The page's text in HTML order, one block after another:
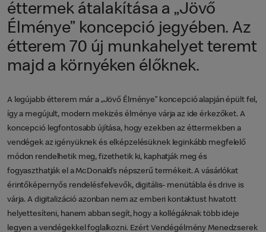
éttermek átalakítása a „Jövő
Élménye” koncepció jegyében. Az
étterem 70 új munkahelyet teremt
majd a környéken élőknek.
A legújabb étterem már a „Jövő Élménye” koncepció alapján épült fel,
így a megújult, modern mekizés élménye várja az ide érkezőket. A
koncepció legfontosabb újítása, hogy ezekben az éttermekben a
vendégek az igényüknek és elképzelésüknek leginkább megfelelő
módon rendelhetik meg, fizethetik ki, kaphatják meg és
fogyaszthatják el a McDonald’s népszerű termékeit. A vásárlókat
érintőképernyős rendelésfelvevők, digitális- menütábla és drive is
várja. A digitalizáció azonban nem az emberi kontaktust hivatott
helyettesíteni, hanem abban segít, hogy a kollégáknak több ideje
legyen a vendégekkel foglalkozni. Ezért Vendégélmény Menedzserek